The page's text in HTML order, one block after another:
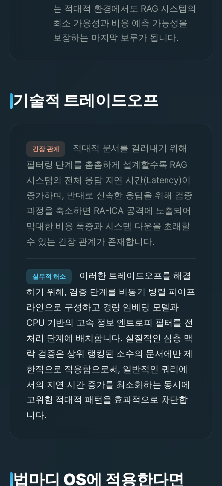
는 적대적 환경에서도 RAG 시스템의
최소 가용성과 비용 예측 가능성을
보장하는 마지막 보루가 됩니다.
기술적 트레이드오프
긴장 관계
적대적 문서를 걸러내기 위해
필터링 단계를 촘촘하게 설계할수록 RAG
시스템의 전체 응답 지연 시간(Latency)이
증가하며, 반대로 신속한 응답을 위해 검증
과정을 축소하면 RA-ICA 공격에 노출되어
막대한 비용 폭증과 시스템 다운을 초래할
수 있는 긴장 관계가 존재합니다.
실무적 해소
이러한 트레이드오프를 해결
하기 위해, 검증 단계를 비동기 병렬 파이프
라인으로 구성하고 경량 임베딩 모델과
CPU 기반의 고속 정보 엔트로피 필터를 전
처리 단계에 배치합니다. 실질적인 심층 맥
락 검증은 상위 랭킹된 소수의 문서에만 제
한적으로 적용함으로써, 일반적인 쿼리에
서의 지연 시간 증가를 최소화하는 동시에
고위험 적대적 패턴을 효과적으로 차단합
니다.
법마디 OS에 적용한다면